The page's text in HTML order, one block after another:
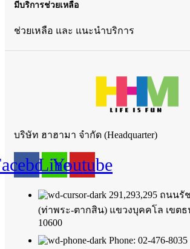
มีบริการช่วยเหลือ
ช่วยเหลือ และ แนะนำบริการ
บริษัท ฮาฮามา จำกัด (Headquarter)
Line
Youtube
291,293,295 ถนนรั
(ท่าพระ-ตากสิน) แขวงบุคคโล เขตธ
10600
Phone: 02-476-